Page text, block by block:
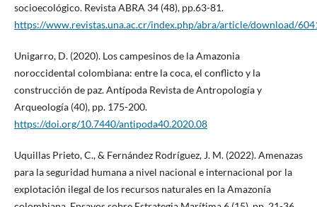
socioecológico. Revista ABRA 34 (48), pp.63-81.
https://www.revistas.una.ac.cr/index.php/abra/article/download/
Unigarro, D. (2020). Los campesinos de la Amazonia
noroccidental colombiana: entre la coca, el conflicto y la
construcción de paz. Antípoda Revista de Antropología y
Arqueología (40), pp. 175-200.
https://doi.org/10.7440/antipoda40.2020.08
Uquillas Prieto, C., & Fernández Rodríguez, J. M. (2022). Amenazas
para la seguridad humana a nivel nacional e internacional por la
explotación ilegal de los recursos naturales en la Amazonía